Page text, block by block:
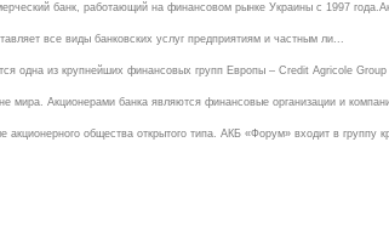
банк, работающий на финансовом рынке Украины с 1997
все виды банковских услуг предприятиям и частным ли...
одна из крупнейших финансовых групп Европы – Credit Agricole
мира. Акционерами банка являются финансовые организации и
общества открытого типа. АКБ «Форум» входит в группу